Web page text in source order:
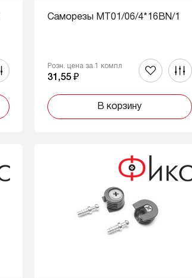
Саморезы MT01/06/4*16BN/1
Розн. цена за 1 компл
31,55 ₽
В корзину